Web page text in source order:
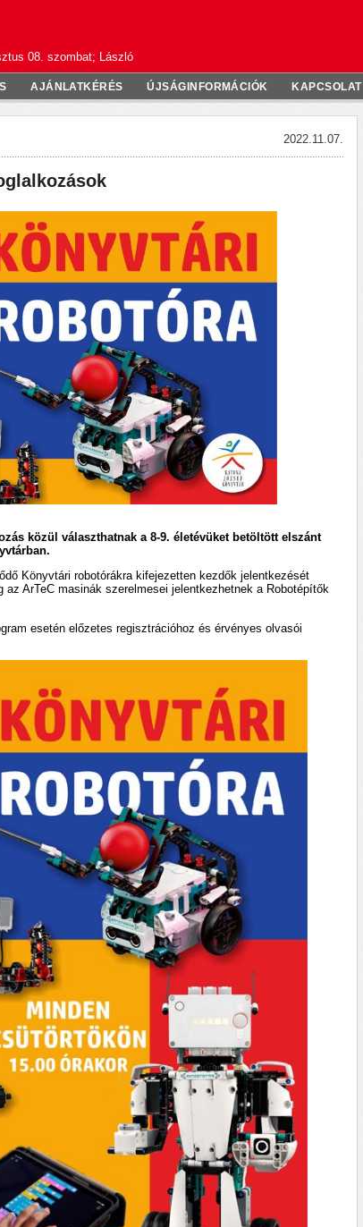
08. szombat; László
AJÁNLATKÉRÉS ÚJSÁGINFORMÁCIÓK KAPCSOLAT
2022.11.07.
közül választhatnak a 8-9. életévüket betöltött elszánt
Könyvtári robotórákra kifejezetten kezdők jelentkezését
az ArTeC masinák szerelmesei jelentkezhetnek a Robotépítők
esetén előzetes regisztrációhoz és érvényes olvasói